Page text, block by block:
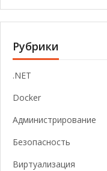
Рубрики
.NET
Docker
Администрирование
Безопасность
Виртуализация